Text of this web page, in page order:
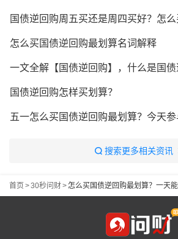
怎么买国债逆回购最划算名词解释
国债逆回购怎样买划算？
搜索更多相关资讯
首页 >30秒问财> 怎么买国债逆回购最划算？一天能